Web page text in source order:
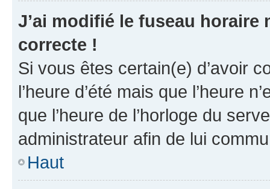
J’ai modifié le fuseau horaire
correcte !
Si vous êtes certain(e) d’avoir
l’heure d’été mais que l’heure
que l’heure de l’horloge du
administrateur afin de lui
Haut